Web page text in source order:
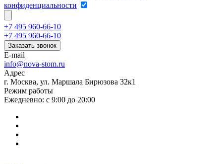
конфиденциальности
+7 495 960-66-10
+7 495 960-66-10
Заказать звонок
E-mail
info@nova-stom.ru
Адрес
г. Москва, ул. Маршала Бирюзова 32к1
Режим работы
Ежедневно: с 9:00 до 20:00